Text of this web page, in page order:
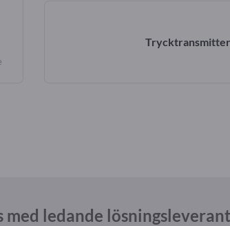
Trycktransmitter
med ledande